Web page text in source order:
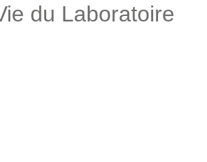
du Laboratoire